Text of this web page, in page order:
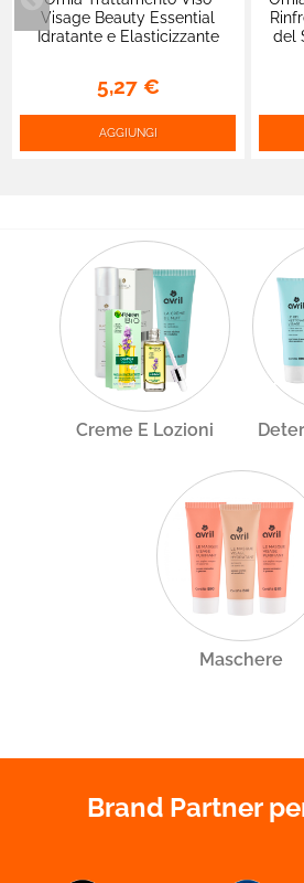
Visage Beauty Essential
Idratante e Elasticizzante
5,27 €
AGGIUNGI
del
Creme E Lozioni
Maschere
Brand Partner